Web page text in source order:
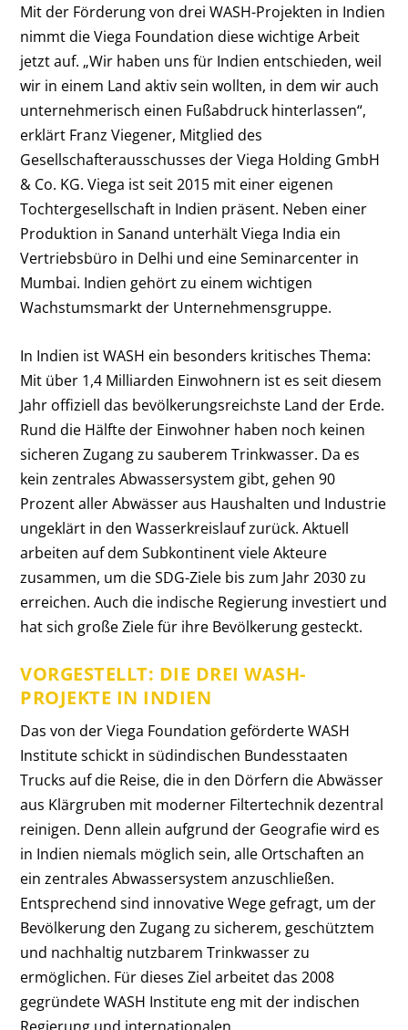
Mit der Förderung von drei WASH-Projekten in Indien
nimmt die Viega Foundation diese wichtige Arbeit
jetzt auf. „Wir haben uns für Indien entschieden, weil
wir in einem Land aktiv sein wollten, in dem wir auch
unternehmerisch einen Fußabdruck hinterlassen“,
erklärt Franz Viegener, Mitglied des
Gesellschafterausschusses der Viega Holding GmbH
& Co. KG. Viega ist seit 2015 mit einer eigenen
Tochtergesellschaft in Indien präsent. Neben einer
Produktion in Sanand unterhält Viega India ein
Vertriebsbüro in Delhi und eine Seminarcenter in
Mumbai. Indien gehört zu einem wichtigen
Wachstumsmarkt der Unternehmensgruppe.
In Indien ist WASH ein besonders kritisches Thema:
Mit über 1,4 Milliarden Einwohnern ist es seit diesem
Jahr offiziell das bevölkerungsreichste Land der Erde.
Rund die Hälfte der Einwohner haben noch keinen
sicheren Zugang zu sauberem Trinkwasser. Da es
kein zentrales Abwassersystem gibt, gehen 90
Prozent aller Abwässer aus Haushalten und Industrie
ungeklärt in den Wasserkreislauf zurück. Aktuell
arbeiten auf dem Subkontinent viele Akteure
zusammen, um die SDG-Ziele bis zum Jahr 2030 zu
erreichen. Auch die indische Regierung investiert und
hat sich große Ziele für ihre Bevölkerung gesteckt.
VORGESTELLT: DIE DREI WASH-
PROJEKTE IN INDIEN
Das von der Viega Foundation geförderte WASH
Institute schickt in südindischen Bundesstaaten
Trucks auf die Reise, die in den Dörfern die Abwässer
aus Klärgruben mit moderner Filtertechnik dezentral
reinigen. Denn allein aufgrund der Geografie wird es
in Indien niemals möglich sein, alle Ortschaften an
ein zentrales Abwassersystem anzuschließen.
Entsprechend sind innovative Wege gefragt, um der
Bevölkerung den Zugang zu sicherem, geschütztem
und nachhaltig nutzbarem Trinkwasser zu
ermöglichen. Für dieses Ziel arbeitet das 2008
gegründete WASH Institute eng mit der indischen